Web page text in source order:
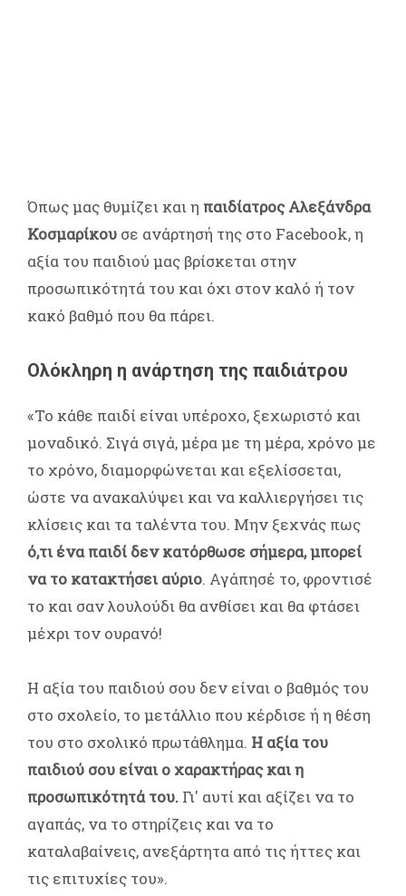
Όπως μας θυμίζει και η παιδίατρος Αλεξάνδρα
Κοσμαρίκου σε ανάρτησή της στο Facebook, η
αξία του παιδιού μας βρίσκεται στην
προσωπικότητά του και όχι στον καλό ή τον
κακό βαθμό που θα πάρει.
Ολόκληρη η ανάρτηση της παιδιάτρου
«Το κάθε παιδί είναι υπέροχο, ξεχωριστό και
μοναδικό. Σιγά σιγά, μέρα με τη μέρα, χρόνο με
το χρόνο, διαμορφώνεται και εξελίσσεται,
ώστε να ανακαλύψει και να καλλιεργήσει τις
κλίσεις και τα ταλέντα του. Μην ξεχνάς πως
ό,τι ένα παιδί δεν κατόρθωσε σήμερα, μπορεί
να το κατακτήσει αύριο. Αγάπησέ το, φροντισέ
το και σαν λουλούδι θα ανθίσει και θα φτάσει
μέχρι τον ουρανό!
Η αξία του παιδιού σου δεν είναι ο βαθμός του
στο σχολείο, το μετάλλιο που κέρδισε ή η θέση
του στο σχολικό πρωτάθλημα. Η αξία του
παιδιού σου είναι ο χαρακτήρας και η
προσωπικότητά του. Γι' αυτί και αξίζει να το
αγαπάς, να το στηρίζεις και να το
καταλαβαίνεις, ανεξάρτητα από τις ήττες και
τις επιτυχίες του».